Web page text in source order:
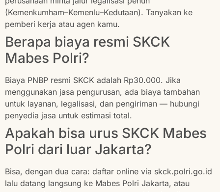
(Kemenkumham–Kemenlu–Kedutaan). Tanyakan ke
pemberi kerja atau agen kamu.
Berapa biaya resmi SKCK
Mabes Polri?
Biaya PNBP resmi SKCK adalah Rp30.000. Jika
menggunakan jasa pengurusan, ada biaya tambahan
untuk layanan, legalisasi, dan pengiriman — hubungi
penyedia jasa untuk estimasi total.
Apakah bisa urus SKCK Mabes
Polri dari luar Jakarta?
Bisa, dengan dua cara: daftar online via skck.polri.go.id
lalu datang langsung ke Mabes Polri Jakarta, atau